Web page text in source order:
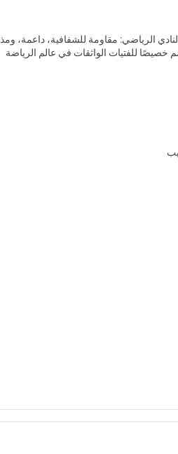
الرياضي: مقاومة للشفافية، داعمة،
خصيصًا للفتيات الواثقات في عالم الرياضة